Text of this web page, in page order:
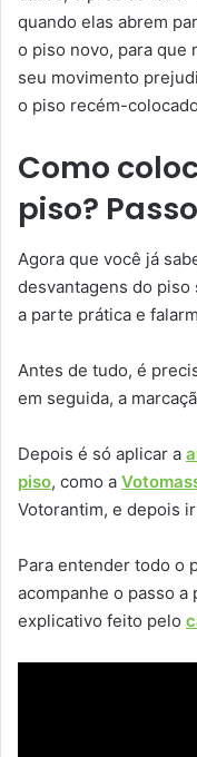
quando elas abrem
o piso novo, para que
seu movimento
o piso recém-
Como
piso?
Agora que você já
desvantagens do piso
a parte prática e
Antes de tudo, é
em seguida, a
Depois é só aplicar a
piso, como a
Votorantim, e depois
Para entender todo o
acompanhe o passo
explicativo feito pelo